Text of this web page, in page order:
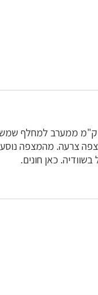
מכביש 44, כשני ק"מ
כאן חונים.